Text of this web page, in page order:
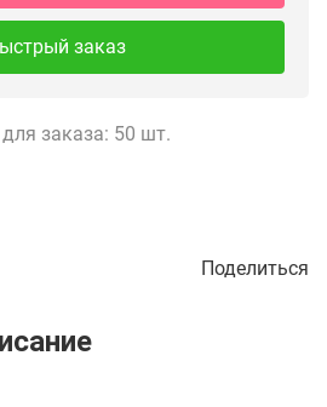
заказ
заказа: 50 шт.
Поделиться
Рецепты